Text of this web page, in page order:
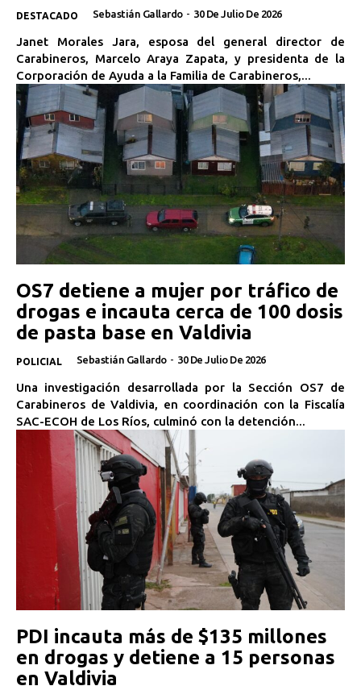
DESTACADO Sebastián Gallardo - 30 De Julio De 2026
Janet Morales Jara, esposa del general director de
Carabineros, Marcelo Araya Zapata, y presidenta de la
Corporación de Ayuda a la Familia de Carabineros,...
OS7 detiene a mujer por tráfico de
drogas e incauta cerca de 100 dosis
de pasta base en Valdivia
POLICIAL Sebastián Gallardo - 30 De Julio De 2026
Una investigación desarrollada por la Sección OS7 de
Carabineros de Valdivia, en coordinación con la Fiscalía
SAC-ECOH de Los Ríos, culminó con la detención...
PDI incauta más de $135 millones
en drogas y detiene a 15 personas
en Valdivia